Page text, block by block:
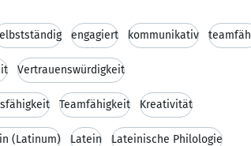
engagiert kommunikativ
Vertrauenswürdigkeit
Teamfähigkeit Kreativität
(Latinum) Latein Lateinische Philologie